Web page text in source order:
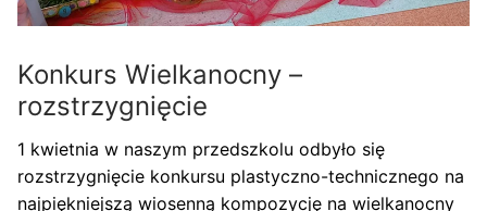
Konkurs Wielkanocny –
rozstrzygnięcie
1 kwietnia w naszym przedszkolu odbyło się
rozstrzygnięcie konkursu plastyczno-technicznego na
najpiękniejszą wiosenną kompozycję na wielkanocny